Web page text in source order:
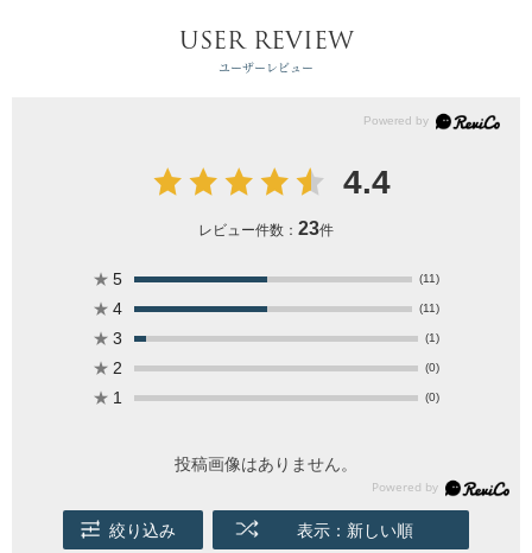
USER REVIEW
ユーザーレビュー
4.4
レビュー件数： 23件
★ 5 (11)
★ 4 (11)
★ 3 (1)
★ 2 (0)
★ 1 (0)
投稿画像はありません。
絞り込み 表示：新しい順